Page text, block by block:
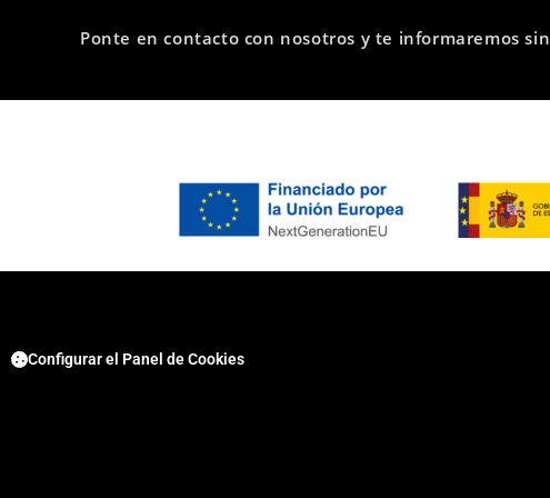
Ponte en contacto con nosotros y te informaremos
Configurar el Panel de Cookies